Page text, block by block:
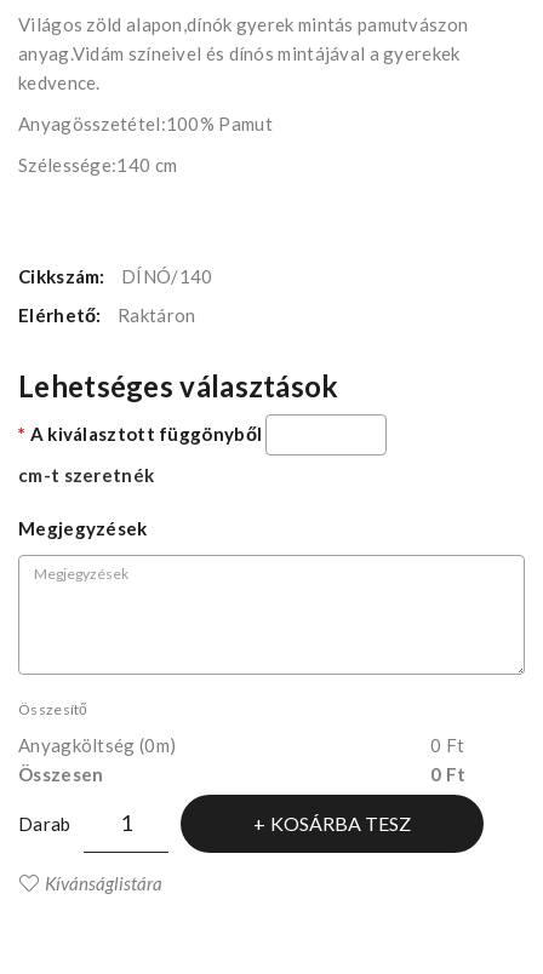
Világos zöld alapon,dínók gyerek mintás pamutvászon
anyag.Vidám színeivel és dínós mintájával a gyerekek
kedvence.
Anyagösszetétel:100% Pamut
Szélessége:140 cm
Cikkszám:
DÍNÓ/140
Elérhető:
Raktáron
Lehetséges választások
A kiválasztott függönyből
cm-t szeretnék
Megjegyzések
Összesítő
Anyagköltség (0m)
0 Ft
Összesen
0 Ft
Darab KOSÁRBA TESZ
Kívánságlistára